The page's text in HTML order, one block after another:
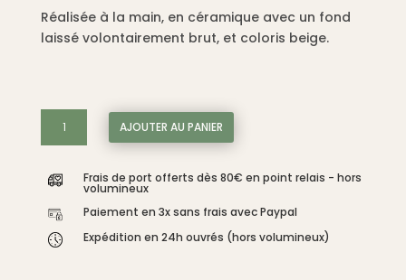
Réalisée à la main, en céramique avec un fond
laissé volontairement brut, et coloris beige.
quantité
céramique
avec
anse,
AJOUTER AU PANIER
Frais de port offerts dès 80€ en point relais - hors
volumineux
Paiement en 3x sans frais avec Paypal
Expédition en 24h ouvrés (hors volumineux)